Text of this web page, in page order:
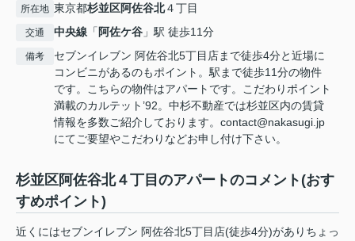
所在地 東京都杉並区阿佐谷北４丁目
交通 中央線 「 阿佐ケ谷 」駅 徒歩11分
備考
セブンイレブン 阿佐谷北5丁目店まで徒歩4分と近場に
コンビニがあるのもポイント。駅まで徒歩11分の物件
です。こちらの物件はアパートです。こだわりポイント
満載のカルテット’92。中杉不動産では杉並区内の賃貸
情報を多数ご紹介しております。contact@nakasugi.jp
にてご要望やこだわりなどお申し付け下さい。
杉並区阿佐谷北４丁目のアパートのコメント(おす
すめポイント)
近くにはセブンイレブン 阿佐谷北5丁目店(徒歩4分)がありちょっ